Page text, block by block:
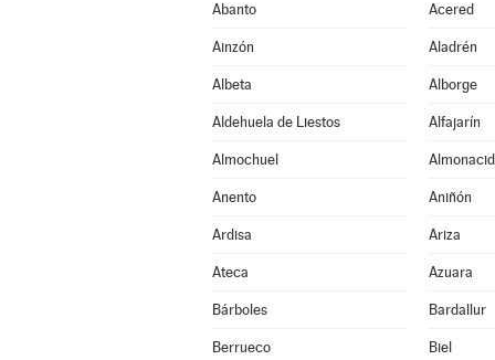
Abanto Acered
Ainzón Aladrén
Albeta Alborge
Aldehuela de Liestos Alfajarín
Almochuel
Anento Aniñón
Ardisa Ariza
Ateca Azuara
Bárboles Bardallur
Berrueco Biel